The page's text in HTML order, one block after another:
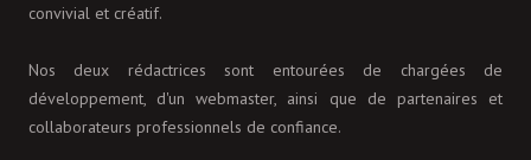
convivial et créatif.
Nos deux rédactrices sont entourées de chargées de
développement, d'un webmaster, ainsi que de partenaires et
collaborateurs professionnels de confiance.